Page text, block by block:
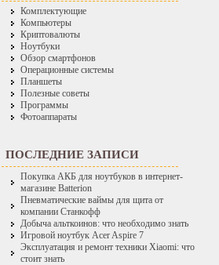
Комплектующие
Компьютеры
Криптовалюты
Ноутбуки
Обзор смартфонов
Операционные системы
Планшеты
Полезные советы
Программы
Фотоаппараты
ПОСЛЕДНИЕ ЗАПИСИ
Покупка АКБ для ноутбуков в интернет-
магазине Batterion
Пневматические ваймы для щита от
компании Станкофф
Добыча альткоинов: что необходимо знать
Игровой ноутбук Acer Aspire 7
Эксплуатация и ремонт техники Xiaomi: что
стоит знать